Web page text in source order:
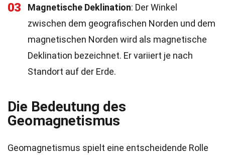
03 Magnetische Deklination: Der Winkel
zwischen dem geografischen Norden und dem
magnetischen Norden wird als magnetische
Deklination bezeichnet. Er variiert je nach
Standort auf der Erde.
Die Bedeutung des
Geomagnetismus
Geomagnetismus spielt eine entscheidende Rolle